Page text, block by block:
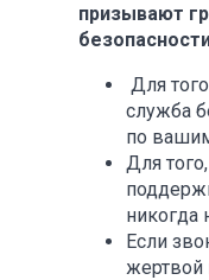
призывают
Для
служба
по
Для
никогда
Если
жертвой